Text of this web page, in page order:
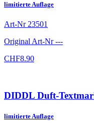
limitierte Auflage
Art-Nr 23501
Original Art-Nr---
CHF8.90
DIDDL Duft-
limitierte Auflage